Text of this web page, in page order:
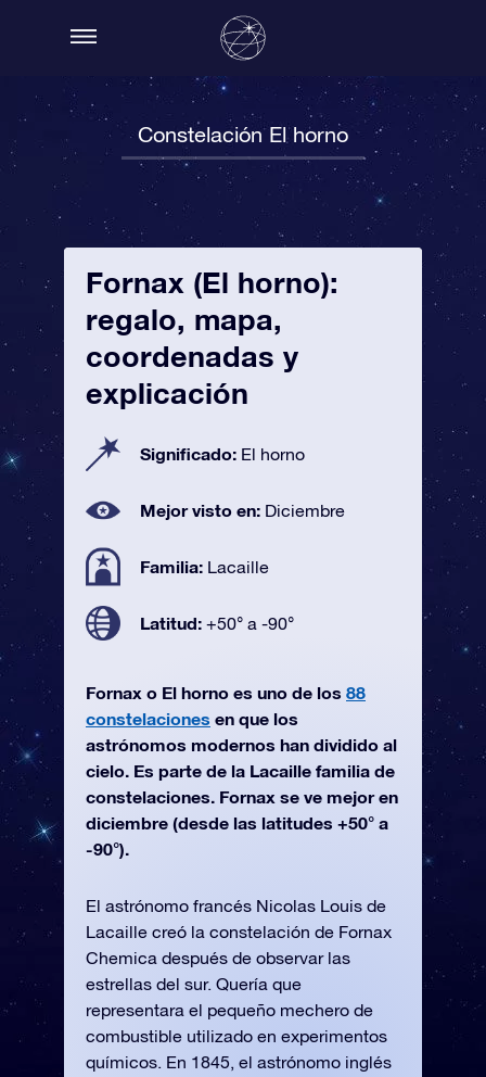
Constelación El horno
Fornax (El horno):
regalo, mapa,
coordenadas y
explicación
Significado: El horno
Mejor visto en: Diciembre
Familia: Lacaille
Latitud: +50° a -90°
Fornax o El horno es uno de los 88
constelaciones en que los
astrónomos modernos han dividido al
cielo. Es parte de la Lacaille familia de
constelaciones. Fornax se ve mejor en
diciembre (desde las latitudes +50° a
-90°).
El astrónomo francés Nicolas Louis de
Lacaille creó la constelación de Fornax
Chemica después de observar las
estrellas del sur. Quería que
representara el pequeño mechero de
combustible utilizado en experimentos
químicos. En 1845, el astrónomo inglés